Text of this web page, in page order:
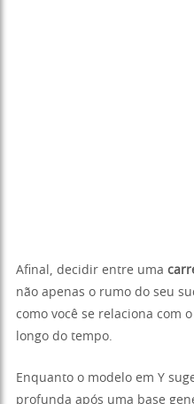
Afinal, decidir entre uma
não apenas o rumo do seu
como você se relaciona com
longo do tempo.
Enquanto o modelo em Y
profunda após uma base